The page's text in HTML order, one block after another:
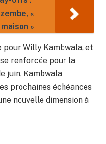
«
»
pour Willy Kambwala, et
renforcée pour la
juin, Kambwala
prochaines échéances
nouvelle dimension à